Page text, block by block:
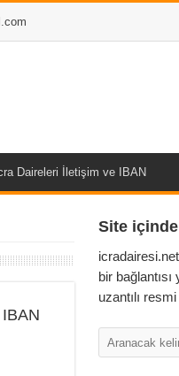
Daireleri İletişim ve IBAN
Site içinde
bir
uzantılı